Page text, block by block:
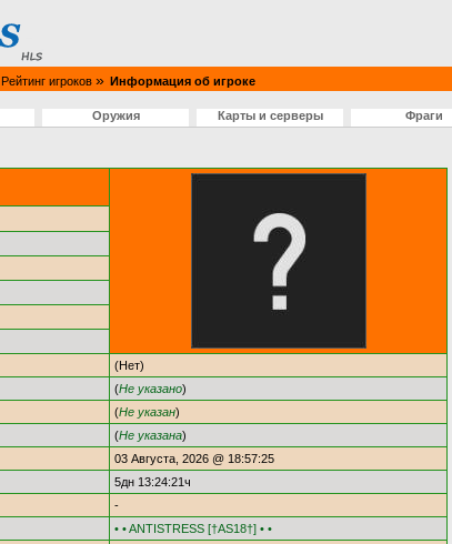
Рейтинг игроков » Информация об игроке
Оружия Карты и серверы Фраги
(Нет)
(Не указано)
(Не указан)
(Не указана)
03 Августа, 2026 @ 18:57:25
5дн 13:24:21ч
-
• • ANTISTRESS [†AS18†] • •